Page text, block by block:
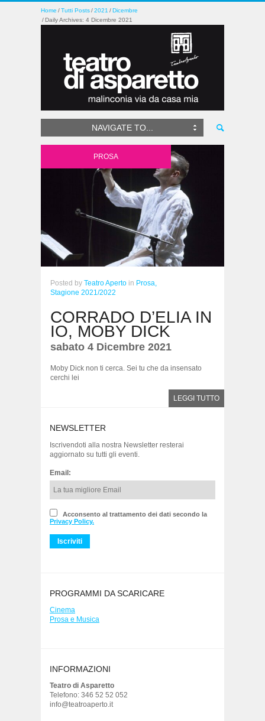
Home Tutti Posts 2021
Dicembre
Daily Archives: 4 Dicembre 2021
NAVIGATE TO...
PROSA
Posted by Teatro Aperto in Prosa,
Stagione 2021/2022
CORRADO D’ELIA IN
IO, MOBY DICK
sabato 4 Dicembre 2021
Moby Dick non ti cerca. Sei tu che da insensato
cerchi lei
LEGGI TUTTO
NEWSLETTER
Iscrivendoti alla nostra Newsletter resterai
aggiornato su tutti gli eventi.
Email:
Acconsento al trattamento dei dati secondo la
Privacy Policy.
PROGRAMMI DA SCARICARE
Cinema
Prosa e Musica
INFORMAZIONI
Teatro di Asparetto
Telefono: 346 52 52 052
info@teatroaperto.it